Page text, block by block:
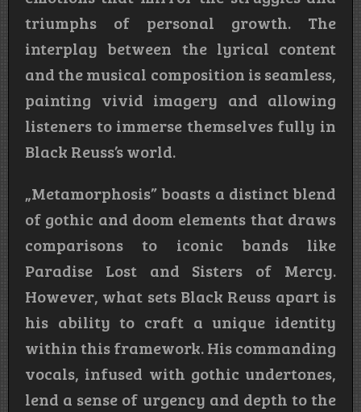
triumphs of personal growth. The
interplay between the lyrical content
and the musical composition is seamless,
painting vivid imagery and allowing
listeners to immerse themselves fully in
Black Reuss’s world.
„Metamorphosis” boasts a distinct blend
of gothic and doom elements that draws
comparisons to iconic bands like
Paradise Lost and Sisters of Mercy.
However, what sets Black Reuss apart is
his ability to craft a unique identity
within this framework. His commanding
vocals, infused with gothic undertones,
lend a sense of urgency and depth to the